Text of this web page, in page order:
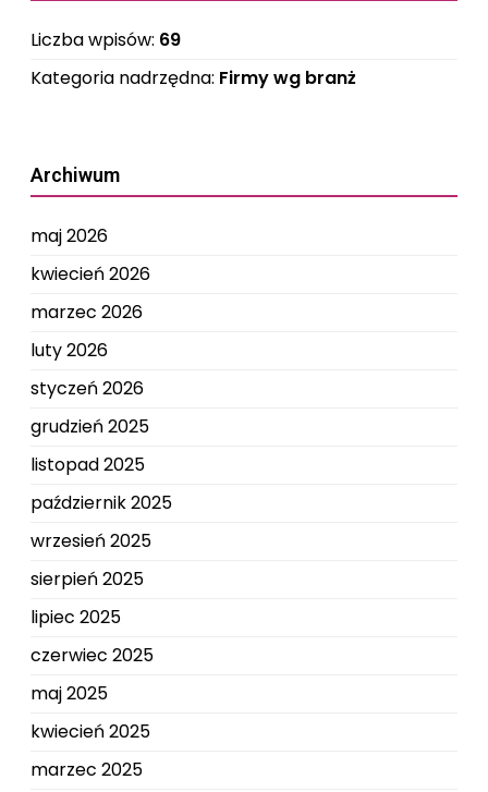
Liczba wpisów: 69
Kategoria nadrzędna: Firmy wg branż
Archiwum
maj 2026
kwiecień 2026
marzec 2026
luty 2026
styczeń 2026
grudzień 2025
listopad 2025
październik 2025
wrzesień 2025
sierpień 2025
lipiec 2025
czerwiec 2025
maj 2025
kwiecień 2025
marzec 2025